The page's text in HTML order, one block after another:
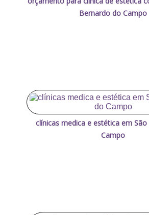
Bernardo do Campo
clínicas medica e estética em
Campo